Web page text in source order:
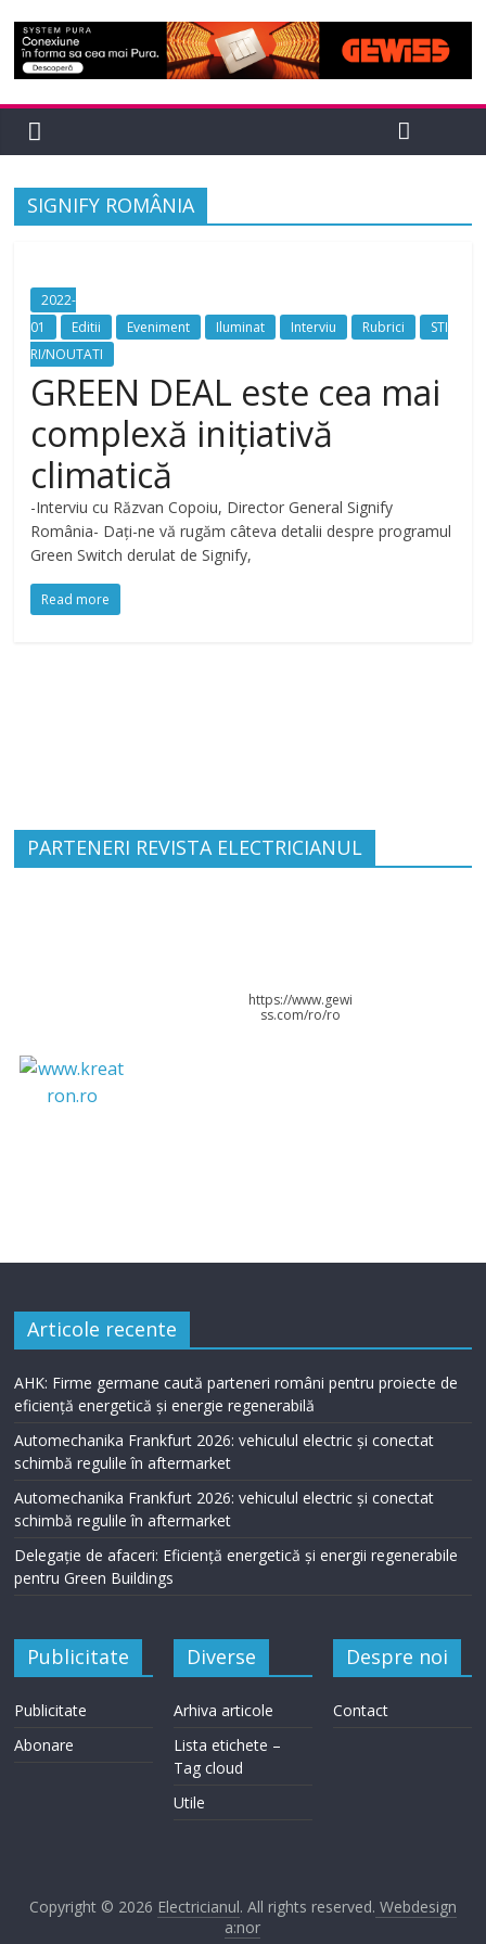
SIGNIFY ROMÂNIA
2022-
01
Editii Eveniment Iluminat Interviu Rubrici
STI
RI/NOUTATI
GREEN DEAL este cea mai
complexă inițiativă
climatică
-Interviu cu Răzvan Copoiu, Director General Signify
România- Dați-ne vă rugăm câteva detalii despre programul
Green Switch derulat de Signify,
Read more
PARTENERI REVISTA ELECTRICIANUL
https://www.gewi
ss.com/ro/ro
Articole recente
AHK: Firme germane caută parteneri români pentru proiecte de
eficiență energetică și energie regenerabilă
Automechanika Frankfurt 2026: vehiculul electric și conectat
schimbă regulile în aftermarket
Automechanika Frankfurt 2026: vehiculul electric și conectat
schimbă regulile în aftermarket
Delegație de afaceri: Eficiență energetică și energii regenerabile
pentru Green Buildings
Publicitate
Publicitate
Abonare
Diverse
Arhiva articole
Lista etichete –
Tag cloud
Utile
Despre noi
Contact
Copyright © 2026 Electricianul. All rights reserved. Webdesign
a:nor